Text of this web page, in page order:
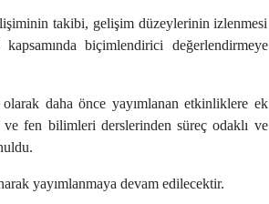
takibi, gelişim düzeylerinin izlenmesi
biçimlendirici değerlendirmeye
daha önce yayımlanan etkinliklere ek
fen bilimleri derslerinden süreç odaklı ve
yayımlanmaya devam edilecektir.